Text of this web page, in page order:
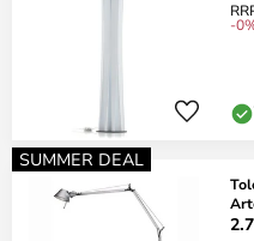
-
SUMMER DEAL